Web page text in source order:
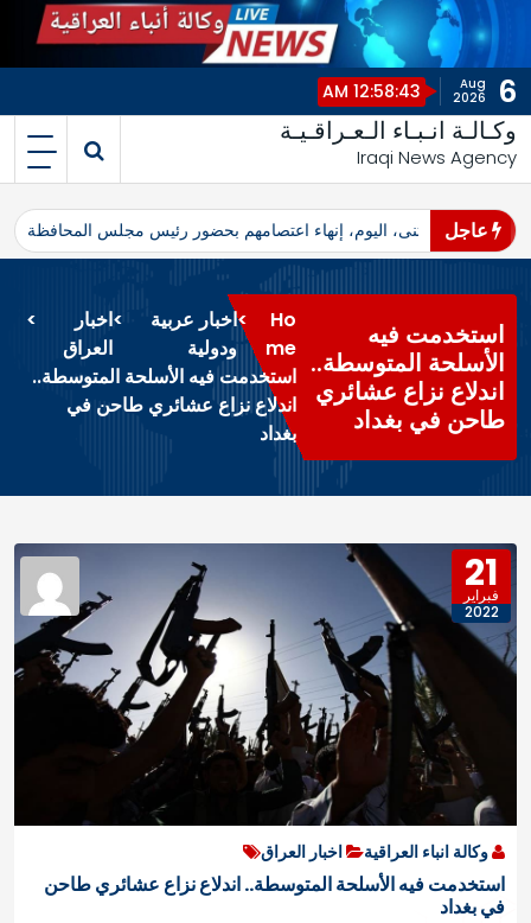
i
t
6
Aug
2026
12:58:44 AM
وكـالـة انـبـاء الـعـراقـيـة
Iraqi News Agency
عاجل
محافظ المثنى، اليوم، إنهاء اعتصامهم بحضور رئيس مجلس المحافظة
استخدمت فيه
الأسلحة المتوسطة..
اندلاع نزاع عشائري
طاحن في بغداد
Ho
me
>اخبار عربية
ودولية
>اخبار
العراق
>
استخدمت فيه الأسلحة المتوسطة..
اندلاع نزاع عشائري طاحن في
بغداد
21
فبراير
2022
وكالة انباء العراقية اخبار العراق
استخدمت فيه الأسلحة المتوسطة.. اندلاع نزاع عشائري طاحن
في بغداد